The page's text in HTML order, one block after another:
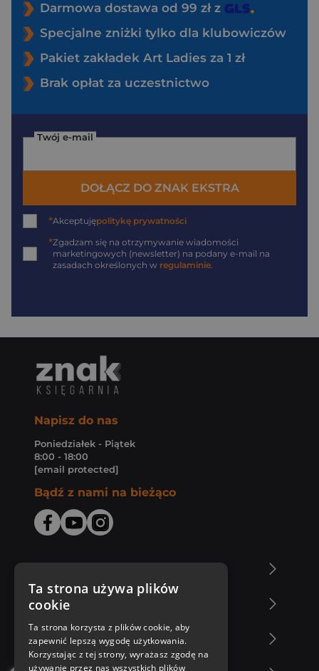
Darmowa dostawa od 99 zł z
Specjalne zniżki tylko dla klubowiczów
Pakiet zakładek Art Ladies za 1 zł
Brak opłat za uczestnictwo
Twój e-mail
DOŁĄCZ DO ZNAK EKSTRA
*Akceptujępolitykę prywatności
*Zgadzam się na otrzymywanie wiadomości
marketingowych (newsletter) na podany e-mail na
zasadach określonych w regulaminie.
Napisz do nas
Poniedziałek - Piątek
8:00 - 18:00
[email protected]
Bądź z nami na bieżąco
Zakupy u nas
Nasza oferta
Ta strona używa plików
cookie
Ta strona korzysta z plików cookie, aby
zapewnić lepszą wygodę użytkowania.
Korzystając z tej strony, wyrażasz zgodę na
używanie przez nas wszystkich plików